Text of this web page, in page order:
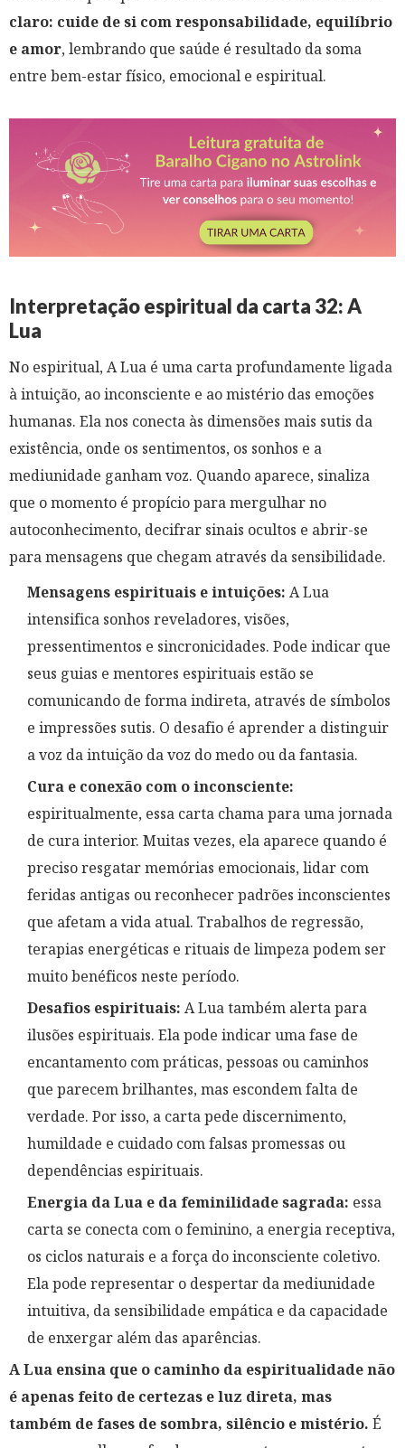
claro: cuide de si com responsabilidade, equilíbrio
e amor, lembrando que saúde é resultado da soma
entre bem-estar físico, emocional e espiritual.
Interpretação espiritual da carta 32: A
Lua
No espiritual, A Lua é uma carta profundamente ligada
à intuição, ao inconsciente e ao mistério das emoções
humanas. Ela nos conecta às dimensões mais sutis da
existência, onde os sentimentos, os sonhos e a
mediunidade ganham voz. Quando aparece, sinaliza
que o momento é propício para mergulhar no
autoconhecimento, decifrar sinais ocultos e abrir-se
para mensagens que chegam através da sensibilidade.
Mensagens espirituais e intuições: A Lua
intensifica sonhos reveladores, visões,
pressentimentos e sincronicidades. Pode indicar que
seus guias e mentores espirituais estão se
comunicando de forma indireta, através de símbolos
e impressões sutis. O desafio é aprender a distinguir
a voz da intuição da voz do medo ou da fantasia.
Cura e conexão com o inconsciente:
espiritualmente, essa carta chama para uma jornada
de cura interior. Muitas vezes, ela aparece quando é
preciso resgatar memórias emocionais, lidar com
feridas antigas ou reconhecer padrões inconscientes
que afetam a vida atual. Trabalhos de regressão,
terapias energéticas e rituais de limpeza podem ser
muito benéficos neste período.
Desafios espirituais: A Lua também alerta para
ilusões espirituais. Ela pode indicar uma fase de
encantamento com práticas, pessoas ou caminhos
que parecem brilhantes, mas escondem falta de
verdade. Por isso, a carta pede discernimento,
humildade e cuidado com falsas promessas ou
dependências espirituais.
Energia da Lua e da feminilidade sagrada: essa
carta se conecta com o feminino, a energia receptiva,
os ciclos naturais e a força do inconsciente coletivo.
Ela pode representar o despertar da mediunidade
intuitiva, da sensibilidade empática e da capacidade
de enxergar além das aparências.
A Lua ensina que o caminho da espiritualidade não
é apenas feito de certezas e luz direta, mas
também de fases de sombra, silêncio e mistério. É